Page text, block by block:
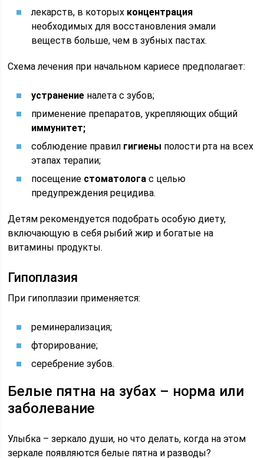
лекарств, в которых концентрация
необходимых для восстановления эмали
веществ больше, чем в зубных пастах.
Схема лечения при начальном кариесе предполагает:
устранение налета с зубов;
применение препаратов, укрепляющих общий
иммунитет;
соблюдение правил гигиены полости рта на всех
этапах терапии;
посещение стоматолога с целью
предупреждения рецидива.
Детям рекомендуется подобрать особую диету,
включающую в себя рыбий жир и богатые на
витамины продукты.
Гипоплазия
При гипоплазии применяется:
реминерализация;
фторирование;
серебрение зубов.
Белые пятна на зубах – норма или
заболевание
Улыбка – зеркало души, но что делать, когда на этом
зеркале появляются белые пятна и разводы?